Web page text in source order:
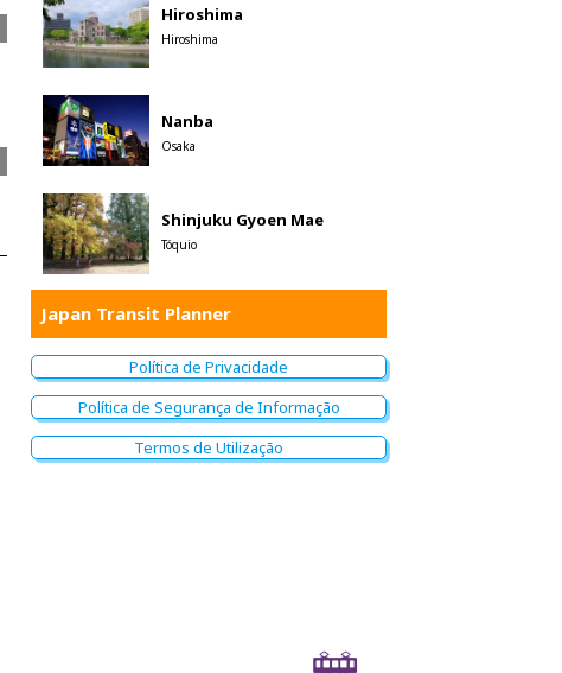
Hiroshima
Hiroshima
Nanba
Osaka
Shinjuku Gyoen Mae
Tóquio
Japan Transit Planner
Política de Privacidade
Política de Segurança de Informação
Termos de Utilização